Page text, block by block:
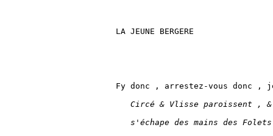
LA JEUNE BERGERE
Fy donc , arrestez-vous donc
Circé & Vlisse paroissent ,
s'échape des mains des